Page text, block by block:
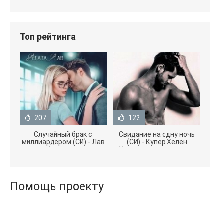
Топ рейтинга
207
Случайный брак с
миллиардером (СИ) - Лав
Агата (полная версия
122
Свидание на одну ночь
(СИ) - Купер Хелен
(бесплатные серии книг
Помощь проекту